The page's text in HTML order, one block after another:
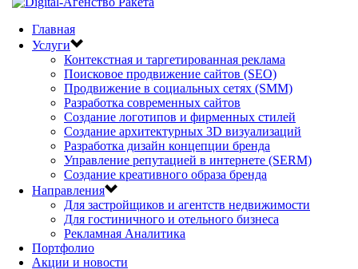
Главная
Услуги
Контекстная и таргетированная реклама
Поисковое продвижение сайтов (SEO)
Продвижение в социальных сетях (SMM)
Разработка современных сайтов
Создание логотипов и фирменных стилей
Создание архитектурных 3D визуализаций
Разработка дизайн концепции бренда
Управление репутацией в интернете (SERM)
Создание креативного образа бренда
Направления
Для застройщиков и агентств недвижимости
Для гостиничного и отельного бизнеса
Рекламная Аналитика
Портфолио
Акции и новости